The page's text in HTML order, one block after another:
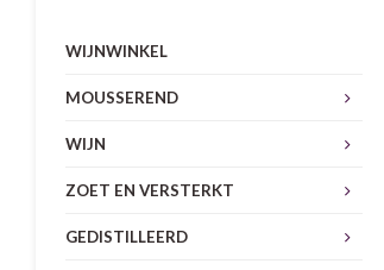
WIJNWINKEL
MOUSSEREND
WIJN
ZOET EN VERSTERKT
GEDISTILLEERD